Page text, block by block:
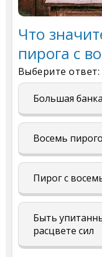
Что
пирога с
Выберите ответ:
Большая
Восемь
Пирог с
Быть
расцвете сил